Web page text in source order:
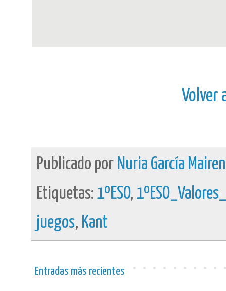
Volver
Publicado por Nuria García
Etiquetas: 1ºESO,
juegos, Kant
Entradas más recientes